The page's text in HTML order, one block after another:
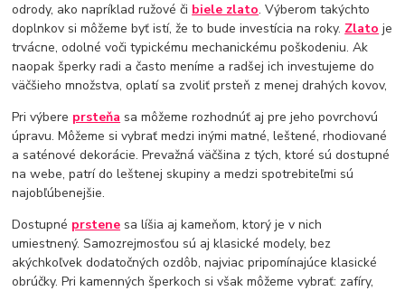
odrody, ako napríklad ružové či biele zlato. Výberom takýchto
doplnkov si môžeme byť istí, že to bude investícia na roky. Zlato je
trvácne, odolné voči typickému mechanickému poškodeniu. Ak
naopak šperky radi a často meníme a radšej ich investujeme do
väčšieho množstva, oplatí sa zvoliť prsteň z menej drahých kovov,
Pri výbere prsteňa sa môžeme rozhodnúť aj pre jeho povrchovú
úpravu. Môžeme si vybrať medzi inými matné, leštené, rhodiované
a saténové dekorácie. Prevažná väčšina z tých, ktoré sú dostupné
na webe, patrí do leštenej skupiny a medzi spotrebiteľmi sú
najobľúbenejšie.
Dostupné prstene sa líšia aj kameňom, ktorý je v nich
umiestnený. Samozrejmosťou sú aj klasické modely, bez
akýchkoľvek dodatočných ozdôb, najviac pripomínajúce klasické
obrúčky. Pri kamenných šperkoch si však môžeme vybrať: zafíry,